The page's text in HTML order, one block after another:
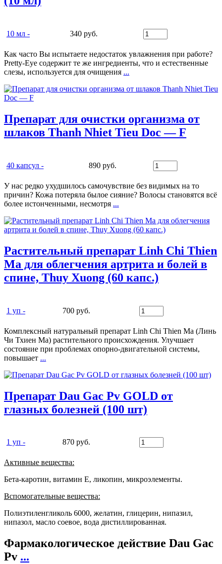
10 мл - 340 руб.
Как часто Вы испытаете недостаток увлажнения при работе?
Pretty-Eye содержит те же ингредиенты, что и естественные
слезы, используется для очищения ...
Препарат для очистки организма от
шлаков Thanh Nhiet Tieu Doc — F
40 капсул - 890 руб.
У нас редко ухудшилось самочувствие без видимых на то
причин? Кожа потеряла былое сияние? Волосы становятся всё
более истонченными, несмотря ...
Растительный препарат Linh Chi Thien
Ma для облегчения артрита и болей в
спине, Thuy Xuong (60 капс.)
1 уп - 700 руб.
Комплексный натуральный препарат Linh Chi Thien Ma (Линь
Чи Тхиен Ма) растительного происхождения. Улучшает
состояние при проблемах опорно-двигательной системы,
повышает ...
Препарат Dau Gac Pv GOLD от
глазных болезней (100 шт)
1 уп - 870 руб.
Активные вещества:
Бета-каротин, витамин E, ликопин, микроэлементы.
Вспомогательные вещества:
Полиэтиленгликоль 6000, желатин, глицерин, нипазил,
нипазол, масло соевое, вода дистиллированная.
Фармакологическое действие Dau Gac
Pv ...